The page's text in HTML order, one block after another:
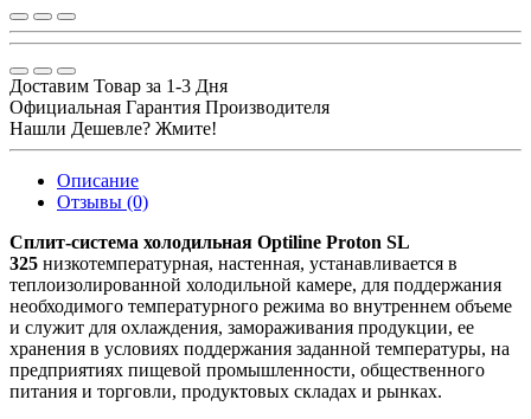
Доставим Товар за 1-3 Дня
Официальная Гарантия Производителя
Нашли Дешевле? Жмите!
Описание
Отзывы (0)
Сплит-система холодильная Optiline Proton SL
325 низкотемпературная, настенная, устанавливается в
теплоизолированной холодильной камере, для поддержания
необходимого температурного режима во внутреннем объеме
и служит для охлаждения, замораживания продукции, ее
хранения в условиях поддержания заданной температуры, на
предприятиях пищевой промышленности, общественного
питания и торговли, продуктовых складах и рынках.